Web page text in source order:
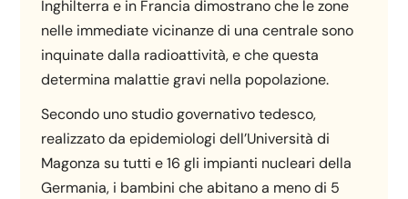
Inghilterra e in Francia dimostrano che le zone
nelle immediate vicinanze di una centrale sono
inquinate dalla radioattività, e che questa
determina malattie gravi nella popolazione.
Secondo uno studio governativo tedesco,
realizzato da epidemiologi dell’Università di
Magonza su tutti e 16 gli impianti nucleari della
Germania, i bambini che abitano a meno di 5